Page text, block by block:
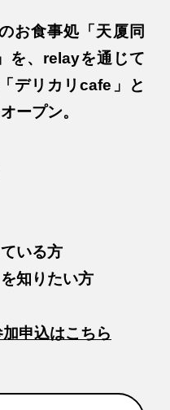
お食事処「天厦同
を、relayを通じて
デリカリcafe」と
ープン。
いる方
知りたい方
申込はこちら